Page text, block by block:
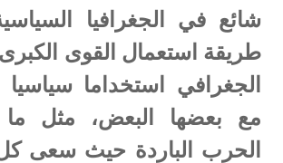
شائع في الجغرافيا
طريقة استعمال القوى الكبرى
الجغرافي استخداما
مع بعضها البعض، مثل
الحرب الباردة حيث سعى